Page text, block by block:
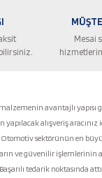
Gönder
Mesai
avantajlı yapısı
alışveriş aracınız
sektörünün en
ve güvenilir işlemlerinin
tedarik noktasında